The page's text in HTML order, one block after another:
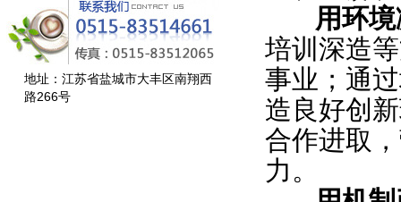
地址：江苏省盐城市大丰区南翔西
路266号
用环境
培训深造
事业；通
造良好创
合作进取
力。